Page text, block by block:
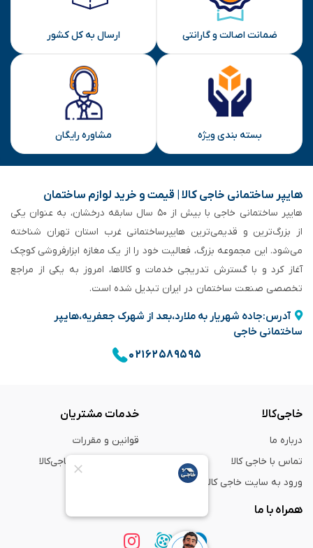
ضمانت اصالت و گارانتی ارسال به کل کشور
بسته بندی ویژه مشاوره رایگان
هایپر ساختمانی خاجی‌ کالا | قیمت و خرید لوازم ساختمان
هایپر ساختمانی خاجی‌ با بیش از ۵۰ سال سابقه‌ درخشان، به عنوان یکی
از بزرگ‌ترین و قدیمی‌ترین هایپرساختمانی‌ غرب استان تهران شناخته
می‌شود. این مجموعه بزرگ، فعالیت خود را از یک مغازه ابزارفروشی کوچک
آغاز کرد و با گسترش تدریجی خدمات و کالاها، امروز به یکی از مراجع
تخصصی صنعت ساختمان در ایران تبدیل شده است.
آدرس:جاده شهریار به ملارد،بعد از شهرک جعفریه،هایپر
ساختمانی خاجی
۰۲۱۶۲۵۸۹۵۹۵
خاجی‌کالا
درباره ما
تماس با خاجی کالا
ورود به سایت خاجی‌ کالا
خدمات مشتریان
قوانین و مقررات
راهنمای خرید از خاجی‌کالا
همراه با ما